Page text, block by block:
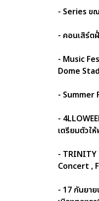
- Series ข
- คอนเสิร์ต
- Music
Dome
- Summer
-
เตรียมตัวใ
-
Concert ,
- 17 กันยา